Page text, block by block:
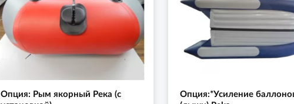
Опция: Рым якорный Река (с
Опция:*Усиление